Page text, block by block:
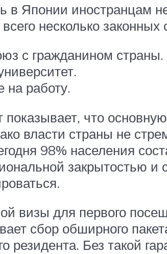
в Японии иностранцам
несколько
с гражданином страны.
на работу.
показывает, что
власти страны не
98% населения
закрытостью
визы для первого
сбор обширного
резидента. Без такой